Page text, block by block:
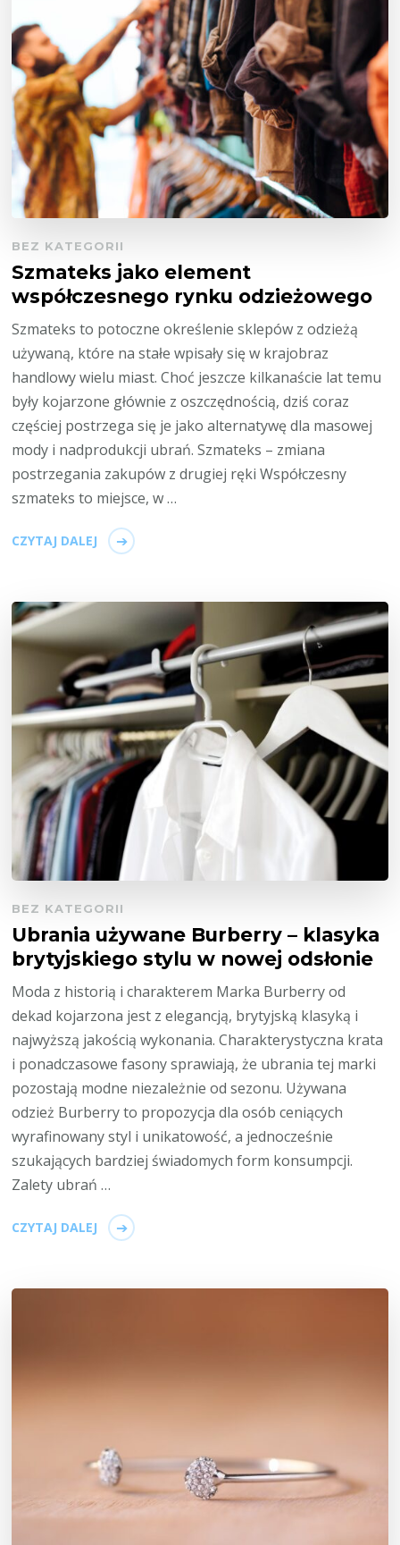
BEZ KATEGORII
Szmateks jako element
współczesnego rynku odzieżowego
Szmateks to potoczne określenie sklepów z odzieżą
używaną, które na stałe wpisały się w krajobraz
handlowy wielu miast. Choć jeszcze kilkanaście lat temu
były kojarzone głównie z oszczędnością, dziś coraz
częściej postrzega się je jako alternatywę dla masowej
mody i nadprodukcji ubrań. Szmateks – zmiana
postrzegania zakupów z drugiej ręki Współczesny
szmateks to miejsce, w …
CZYTAJ DALEJ
BEZ KATEGORII
Ubrania używane Burberry – klasyka
brytyjskiego stylu w nowej odsłonie
Moda z historią i charakterem Marka Burberry od
dekad kojarzona jest z elegancją, brytyjską klasyką i
najwyższą jakością wykonania. Charakterystyczna krata
i ponadczasowe fasony sprawiają, że ubrania tej marki
pozostają modne niezależnie od sezonu. Używana
odzież Burberry to propozycja dla osób ceniących
wyrafinowany styl i unikatowość, a jednocześnie
szukających bardziej świadomych form konsumpcji.
Zalety ubrań …
CZYTAJ DALEJ